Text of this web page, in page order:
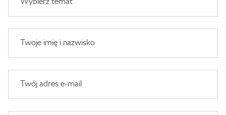
Twoje imię i nazwisko
Twój adres e-mail